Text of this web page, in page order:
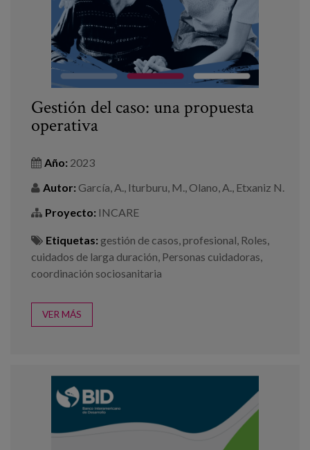
Gestión del caso: una propuesta
operativa
Año: 2023
Autor: García, A., Iturburu, M., Olano, A., Etxaniz N.
Proyecto: INCARE
Etiquetas: gestión de casos profesional Roles
cuidados de larga duración Personas cuidadoras
coordinación sociosanitaria
VER MÁS